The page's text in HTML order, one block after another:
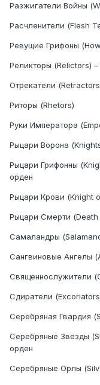
Разжигатели Войны
Расчленители (Flesh
Ревущие Грифоны
Реликторы (Relictors)
Отрекатели
Риторы (Rhetors)
Руки Императора
Рыцари Ворона
Рыцари Грифонны
орден
Рыцари Крови (Knight
Рыцари Смерти (Death
Самаландры
Сангвиновые Ангелы
Священнослужители
Сдиратели
Серебряная Гвардия
Серебряные Звезды
орден
Серебряные Орлы